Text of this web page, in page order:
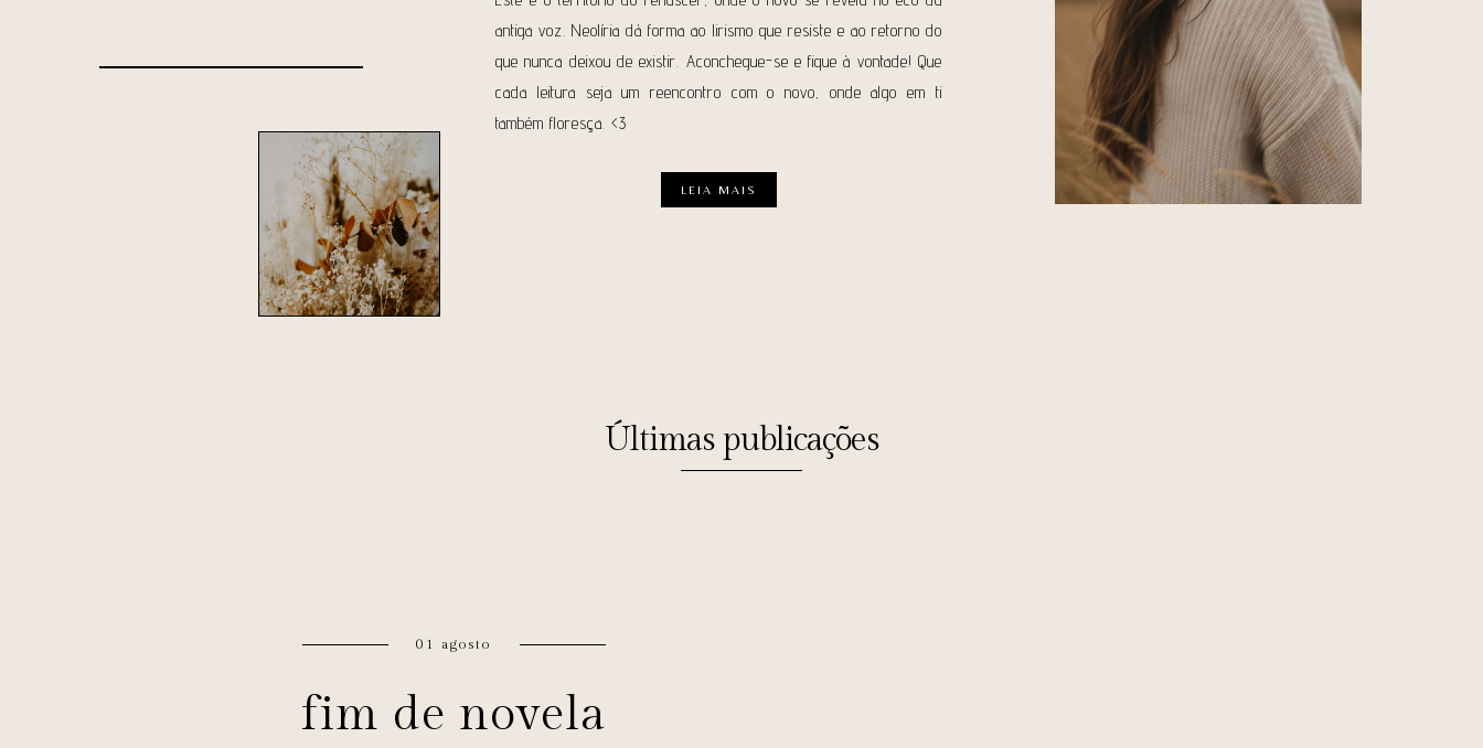
antiga voz. Neolíria dá forma ao lirismo que resiste e ao retorno do
que nunca deixou de existir. Aconchegue-se e fique à vontade! Que
cada leitura seja um reencontro com o novo, onde algo em ti
também floresça. <3
LEIA MAIS
Últimas publicações
01 agosto
fim de novela